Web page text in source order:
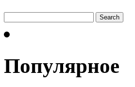
Популярное